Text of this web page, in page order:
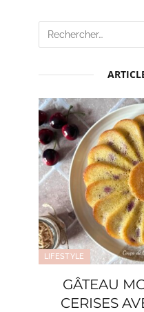
LIFESTYLE
GÂTEAU
CERISES